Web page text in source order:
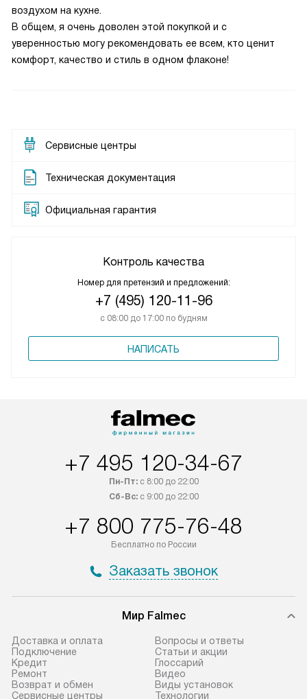
воздухом на кухне.
В общем, я очень доволен этой покупкой и с
уверенностью могу рекомендовать ее всем, кто ценит
комфорт, качество и стиль в одном флаконе!
Сервисные центры
Техническая документация
Официальная гарантия
Контроль качества
Номер для претензий и предложений:
+7 (495) 120-11-96
с 08:00 до 17:00 по будням
НАПИСАТЬ
+7 495 120-34-67
Пн-Пт:с 8:00 до 22:00
Сб-Вс:с 9:00 до 22:00
+7 800 775-76-48
Бесплатно по России
Заказать звонок
Мир Falmec
Доставка и оплата
Подключение
Кредит
Ремонт
Возврат и обмен
Сервисные центры
Вопросы и ответы
Статьи и акции
Глоссарий
Видео
Виды установок
Технологии